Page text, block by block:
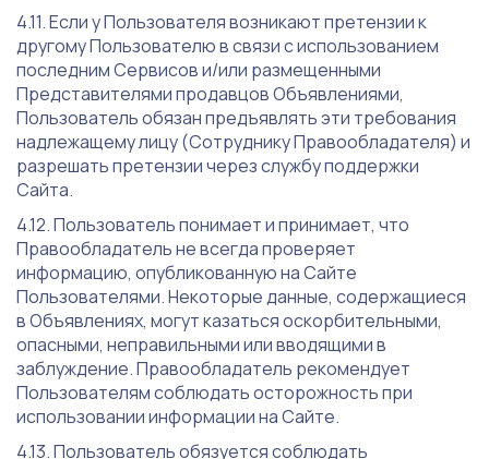
Если у Пользователя возникают претензии к
другому Пользователю в связи с использованием
последним Сервисов и/или размещенными
Представителями продавцов Объявлениями,
Пользователь обязан предъявлять эти требования
надлежащему лицу (Сотруднику Правообладателя) и
разрешать претензии через службу поддержки
Сайта.
Пользователь понимает и принимает, что
Правообладатель не всегда проверяет
информацию, опубликованную на Сайте
Пользователями. Некоторые данные, содержащиеся
в Объявлениях, могут казаться оскорбительными,
опасными, неправильными или вводящими в
заблуждение. Правообладатель рекомендует
Пользователям соблюдать осторожность при
использовании информации на Сайте.
Пользователь обязуется соблюдать